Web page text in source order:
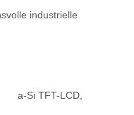
industrielle
a-Si TFT-LCD,